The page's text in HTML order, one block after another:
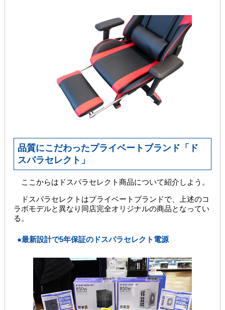
品質にこだわったプライベートブランド「ド
スパラセレクト」
ここからはドスパラセレクト商品について紹介しよう。
ドスパラセレクトはプライベートブランドで、上述のコ
ラボモデルと異なり同店完全オリジナルの商品となってい
る。
●最新設計で5年保証のドスパラセレクト電源